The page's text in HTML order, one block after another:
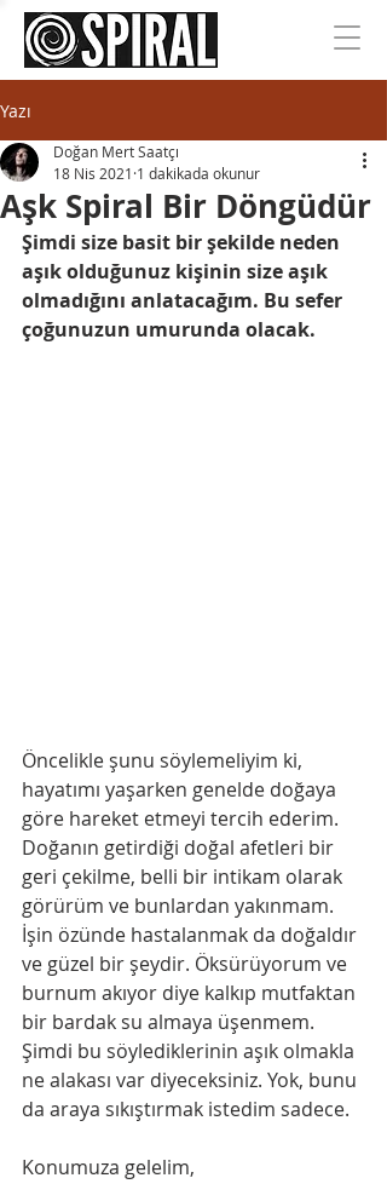
Yazı
Aşk Spiral Bir Döngüdür
Doğan Mert Saatçı
18 Nis 2021 1 dakikada okunur
Şimdi size basit bir şekilde neden
aşık olduğunuz kişinin size aşık
olmadığını anlatacağım. Bu sefer
çoğunuzun umurunda olacak.
Öncelikle şunu söylemeliyim ki,
hayatımı yaşarken genelde doğaya
göre hareket etmeyi tercih ederim.
Doğanın getirdiği doğal afetleri bir
geri çekilme, belli bir intikam olarak
görürüm ve bunlardan yakınmam.
İşin özünde hastalanmak da doğaldır
ve güzel bir şeydir. Öksürüyorum ve
burnum akıyor diye kalkıp mutfaktan
bir bardak su almaya üşenmem.
Şimdi bu söylediklerinin aşık olmakla
ne alakası var diyeceksiniz. Yok, bunu
da araya sıkıştırmak istedim sadece.
Konumuza gelelim,